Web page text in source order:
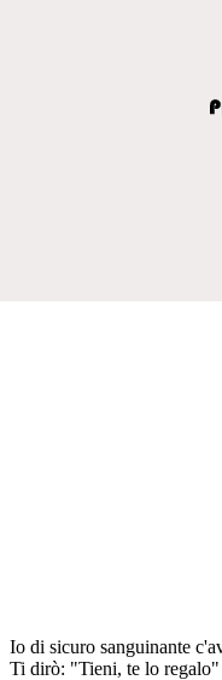
Io di sicuro sanguinante
Ti dirò: "Tieni, te lo regalo"